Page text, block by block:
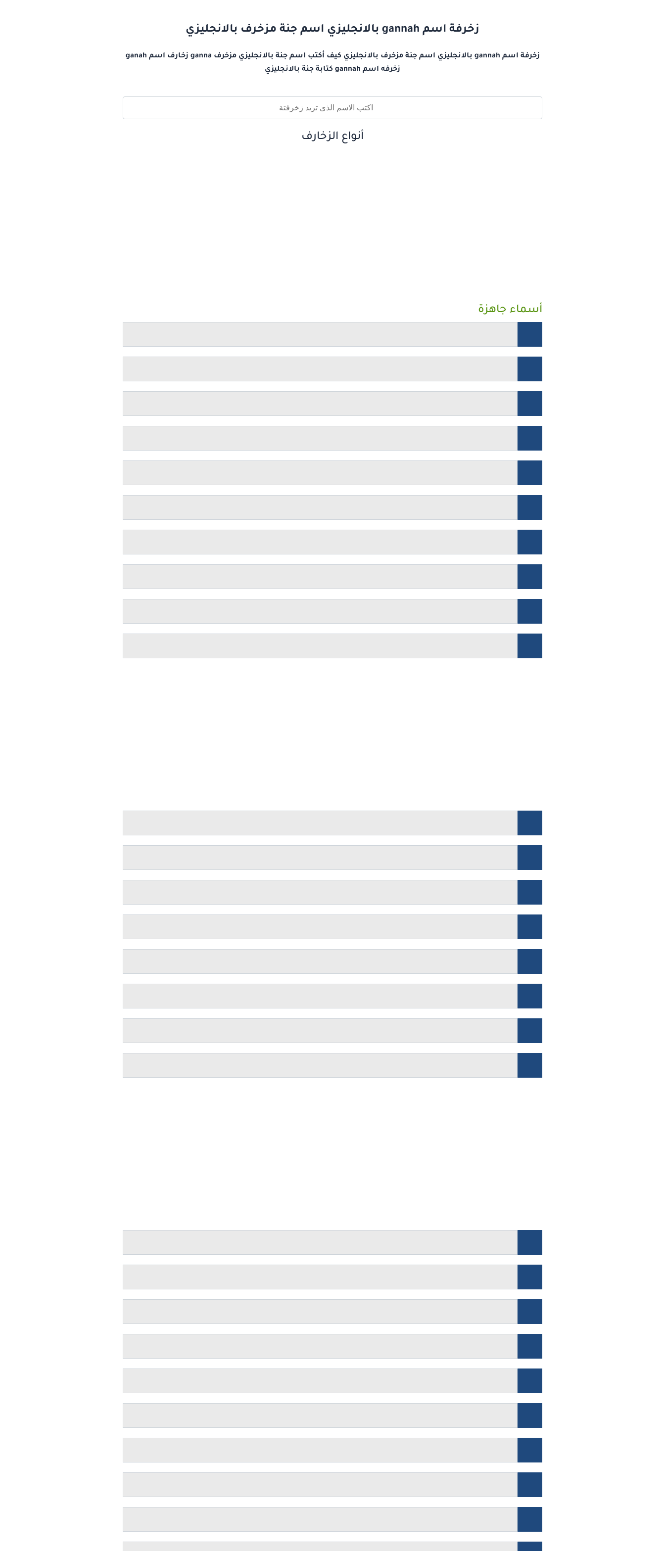
زخرفة اسم gannah بالانجليزي اسم جنة مزخرف بالانجليزي
زخرفة اسم gannah بالانجليزي اسم جنة مزخرف بالانجليزي كيف أكتب اسم جنة بالانجليزي مزخرف ganna زخارف اسم ganah
زخرفه اسم gannah كتابة جنة بالانجليزي
أنواع الزخارف
أسماء جاهزة